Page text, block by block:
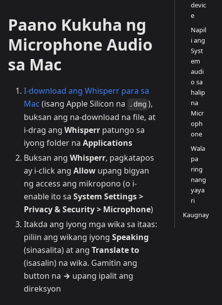
Paano Kukuha ng
Microphone Audio
sa Mac
I-download ang Whisperr para sa
Mac (isang Apple Silicon na .dmg ),
buksan ang na-download na file, at
i-drag ang Whisperr patungo sa
iyong folder na Applications
Buksan ang Whisperr, pagkatapos
ay i-click ang Allow upang bigyan
ng access ang mikropono (o i-
enable ito sa System Settings >
Privacy & Security > Microphone)
Itakda ang iyong mga wika sa itaas:
piliin ang wikang iyong Speaking
(sinasalita) at ang Translate to
(isasalin) na wika. Gamitin ang
button na → upang ipalit ang
direksyon
devic
e
Napil
i ang
Syst
em
audi
o sa
halip
na
Micr
oph
one
Wala
pa
ring
nang
yaya
ri
Kaugnay